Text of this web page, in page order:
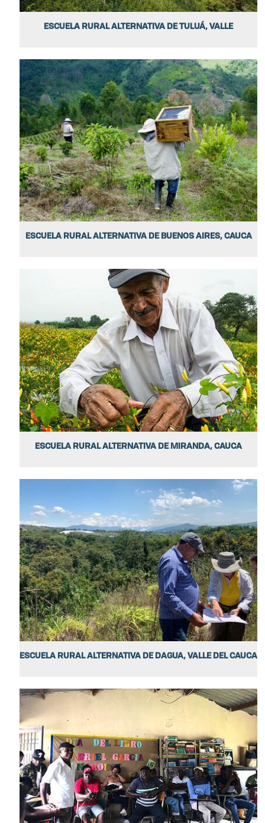
ESCUELA RURAL ALTERNATIVA DE TULUÁ, VALLE
ESCUELA RURAL ALTERNATIVA DE BUENOS AIRES, CAUCA
ESCUELA RURAL ALTERNATIVA DE MIRANDA, CAUCA
ESCUELA RURAL ALTERNATIVA DE DAGUA, VALLE DEL CAUCA